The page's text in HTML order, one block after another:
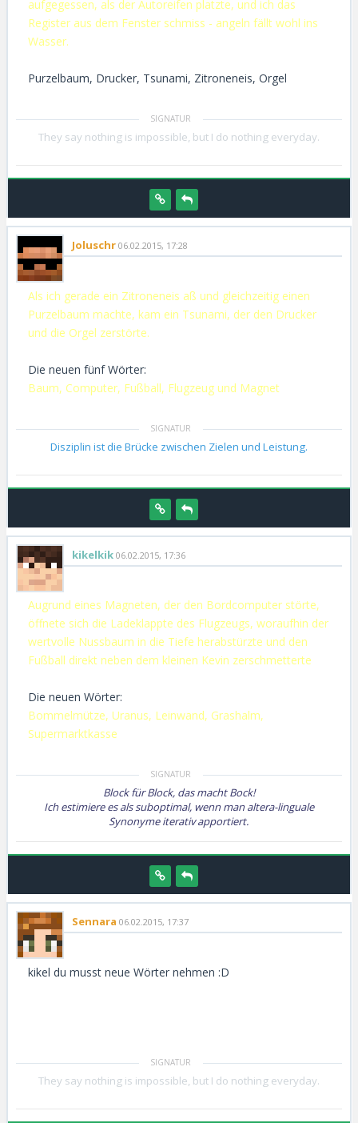
aufgegessen, als der Autoreifen platzte, und ich das
Register aus dem Fenster schmiss - angeln fällt wohl ins
Wasser.
Purzelbaum, Drucker, Tsunami, Zitroneneis, Orgel
They say nothing is impossible, but I do nothing everyday.
Joluschr 06.02.2015, 17:28
Als ich gerade ein Zitroneneis aß und gleichzeitig einen
Purzelbaum machte, kam ein Tsunami, der den Drucker
und die Orgel zerstörte.
Die neuen fünf Wörter:
Baum, Computer, Fußball, Flugzeug und Magnet
Disziplin ist die Brücke zwischen Zielen und Leistung.
kikelkik 06.02.2015, 17:36
Augrund eines Magneten, der den Bordcomputer störte,
öffnete sich die Ladeklappte des Flugzeugs, woraufhin der
wertvolle Nussbaum in die Tiefe herabstürzte und den
Fußball direkt neben dem kleinen Kevin zerschmetterte
Die neuen Wörter:
Bommelmütze, Uranus, Leinwand, Grashalm,
Supermarktkasse
Block für Block, das macht Bock!
Ich estimiere es als suboptimal, wenn man altera-linguale
Synonyme iterativ apportiert.
Sennara 06.02.2015, 17:37
kikel du musst neue Wörter nehmen :D
They say nothing is impossible, but I do nothing everyday.